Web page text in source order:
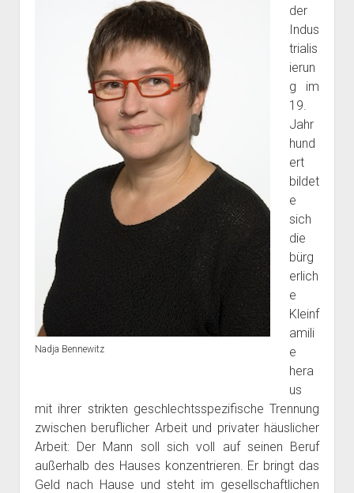
Nadja Bennewitz
der
Indus
trialis
ierun
g im
19.
Jahr
hund
ert
bildet
e
sich
die
bürg
erlich
e
Kleinf
amili
e
hera
us
mit ihrer strikten geschlechtsspezifische Trennung
zwischen beruflicher Arbeit und privater häuslicher
Arbeit: Der Mann soll sich voll auf seinen Beruf
außerhalb des Hauses konzentrieren. Er bringt das
Geld nach Hause und steht im gesellschaftlichen